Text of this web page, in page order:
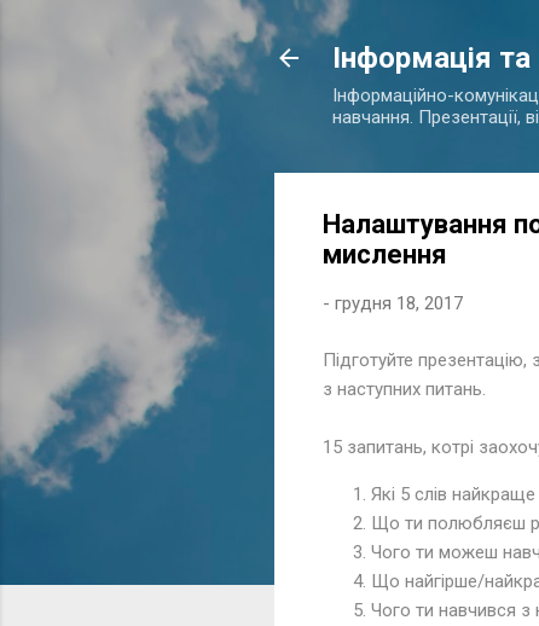
Інформація
Інформаційно-
навчання. Презентації,
Налаштування
мислення
- грудня 18, 2017
Підготуйте
з наступних питань.
15 запитань, котрі
Які 5 слів
Що ти полюбляєш
Чого ти можеш
Що найгірше/
Чого ти навчився